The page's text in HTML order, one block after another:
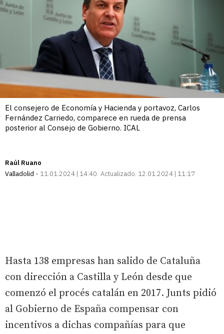
El consejero de Economía y Hacienda y portavoz, Carlos
Fernández Carriedo, comparece en rueda de prensa
posterior al Consejo de Gobierno. ICAL
Raúl Ruano
Valladolid
11.01.2024 | 14:40 Actualizado: 12.01.2024 | 11:17
Hasta 138 empresas han salido de Cataluña
con dirección a Castilla y León desde que
comenzó el procés catalán en 2017. Junts pidió
al Gobierno de España compensar con
incentivos a dichas compañías para que